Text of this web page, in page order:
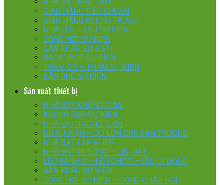
GIAN HÀNG TIÊU CHUẨN
GIAN HÀNG KHUNG TRUSS
NHÀ LỀU – LỀU SỰ KIỆN
CỔNG HƠI SỰ KIỆN
SÂN KHẤU SỰ KIỆN
BACKDROP SỰ KIỆN
THẢM ĐỎ – THẢM SỰ KIỆN
BÀN GHẾ SỰ KIỆN
Sản xuất thiết bị
NHÀ BẠT KHÔNG GIAN
KHUNG RẠP SỰ KIỆN
NHÀ BẠT TRONG SUỐT
DÙ SỰ KIỆN – DÙ LỚN CHE SÂN TRƯỜNG
NHÀ BẠT LẮP GHÉP
NHÀ BẠT DI ĐỘNG – LỀU BẠT
LỀU BÁNH Ú – LỀU CHÓP – LỀU DI ĐỘNG
SÂN KHẤU SỰ KIỆN
CỔNG HƠI SỰ KIỆN – CỔNG CHÀO HƠI